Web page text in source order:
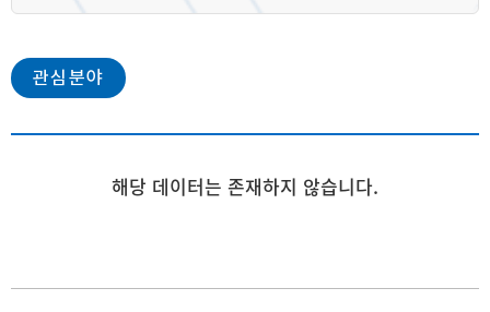
관심분야
해당 데이터는 존재하지 않습니다.